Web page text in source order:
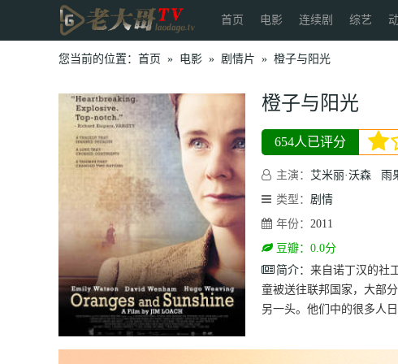
首页 电影 连续剧 综艺
您当前的位置： 首页 » 电影 » 剧情片 » 橙子与阳光
橙子与阳光
654人已评分
主演： 艾米丽·沃森 雨
类型： 剧情
年份： 2011
豆瓣：0.0分
简介： 来自诺丁汉的社
童被送往联邦国家，大部
另一头。他们中的很多人